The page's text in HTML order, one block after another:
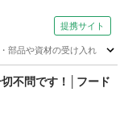
提携サイト
部品や資材の受け入れ
切不問です！│フード